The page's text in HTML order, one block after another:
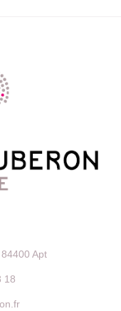
Apt
18